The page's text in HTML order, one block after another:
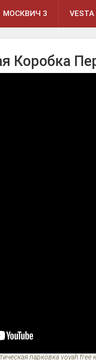
МОСКВИЧ 3 VESTA
Коробка
парковка voyah free